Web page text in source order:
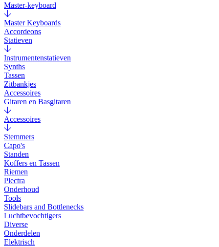
Master-keyboard
Master Keyboards
Accordeons
Statieven
Instrumentenstatieven
Synths
Tassen
Zitbankjes
Accessoires
Gitaren en Basgitaren
Accessoires
Stemmers
Capo's
Standen
Koffers en Tassen
Riemen
Plectra
Onderhoud
Tools
Slidebars and Bottlenecks
Luchtbevochtigers
Diverse
Onderdelen
Elektrisch